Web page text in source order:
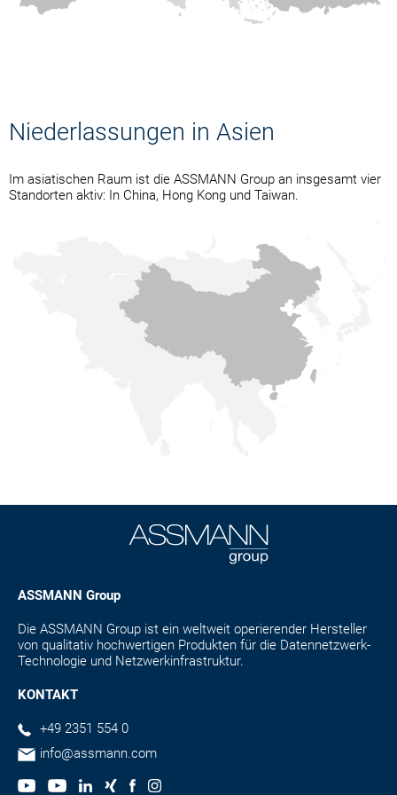
Niederlassungen in Asien
Im asiatischen Raum ist die ASSMANN Group an insgesamt vier
Standorten aktiv: In China, Hong Kong und Taiwan.
ASSMANN Electronic Asia
ASSMANN Electronic (Ning
Bo) Co., Ltd.
ASSMANN Electronic
Company Limited
contact@assmann-asia.com
https://www.assmann.com.tw/
ASSMANN Electronic
(Dongguan) Co., Ltd.
ASSMANN Group
Die ASSMANN Group ist ein weltweit operierender Hersteller
von qualitativ hochwertigen Produkten für die Datennetzwerk-
Technologie und Netzwerkinfrastruktur.
KONTAKT
+49 2351 554 0
info@assmann.com